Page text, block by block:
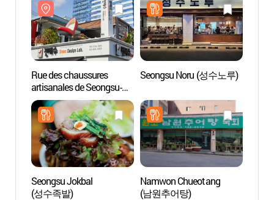
Rue des chaussures
artisanales de Seongsu-
dong (성수동 수제화거리)
Seongsu Noru (성수노루)
Seongsu Jokbal
(성수족발)
Namwon Chueotang
(남원추어탕)